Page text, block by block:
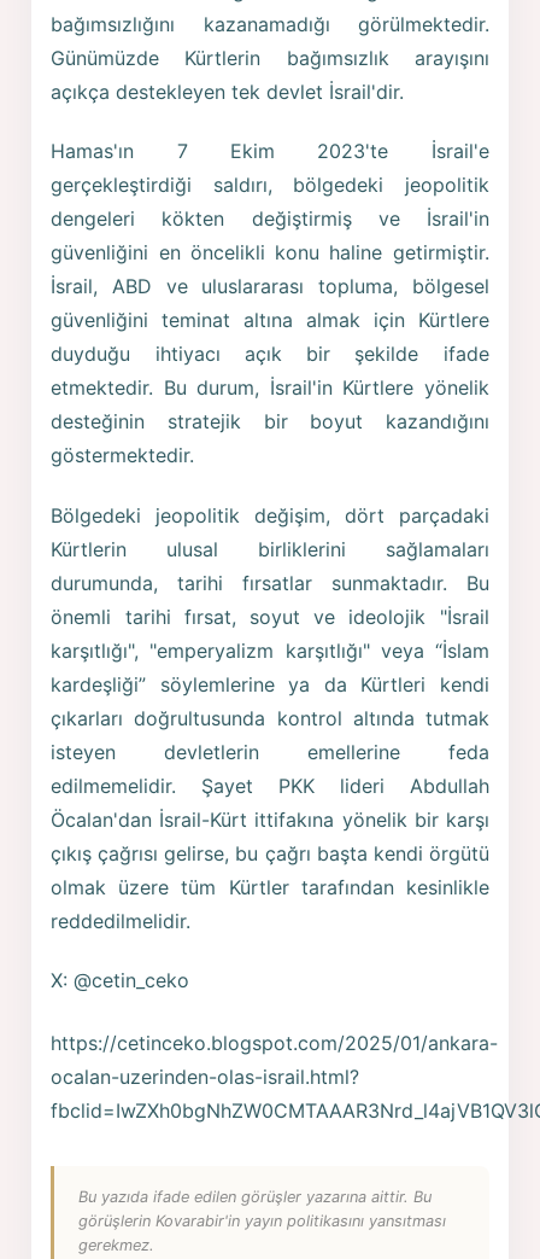
bağımsızlığını kazanamadığı görülmektedir.
Günümüzde Kürtlerin bağımsızlık arayışını
açıkça destekleyen tek devlet İsrail'dir.
Hamas'ın 7 Ekim 2023'te İsrail'e
gerçekleştirdiği saldırı, bölgedeki jeopolitik
dengeleri kökten değiştirmiş ve İsrail'in
güvenliğini en öncelikli konu haline getirmiştir.
İsrail, ABD ve uluslararası topluma, bölgesel
güvenliğini teminat altına almak için Kürtlere
duyduğu ihtiyacı açık bir şekilde ifade
etmektedir. Bu durum, İsrail'in Kürtlere yönelik
desteğinin stratejik bir boyut kazandığını
göstermektedir.
Bölgedeki jeopolitik değişim, dört parçadaki
Kürtlerin ulusal birliklerini sağlamaları
durumunda, tarihi fırsatlar sunmaktadır. Bu
önemli tarihi fırsat, soyut ve ideolojik "İsrail
karşıtlığı", "emperyalizm karşıtlığı" veya “İslam
kardeşliği” söylemlerine ya da Kürtleri kendi
çıkarları doğrultusunda kontrol altında tutmak
isteyen devletlerin emellerine feda
edilmemelidir. Şayet PKK lideri Abdullah
Öcalan'dan İsrail-Kürt ittifakına yönelik bir karşı
çıkış çağrısı gelirse, bu çağrı başta kendi örgütü
olmak üzere tüm Kürtler tarafından kesinlikle
reddedilmelidir.
X: @cetin_ceko
https://cetinceko.blogspot.com/2025/01/ankara-
ocalan-uzerinden-olas-israil.html?
Bu yazıda ifade edilen görüşler yazarına aittir. Bu
görüşlerin Kovarabir'in yayın politikasını yansıtması
gerekmez.